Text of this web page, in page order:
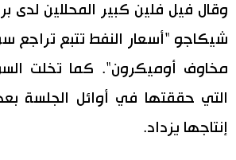
وقال فيل فلين كبير المحللين لدى
شيكاجو "أسعار النفط تتبع
مخاوف أوميكرون". كما تخلت
التي حققتها في أوائل الجلسة
إنتاجها يزداد.